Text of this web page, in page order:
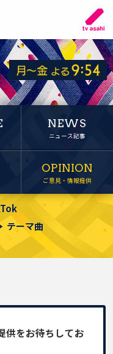
NEWS
ニュース記事
OPINION
ご意見・情報提供
テーマ曲
供をお待ちしてお